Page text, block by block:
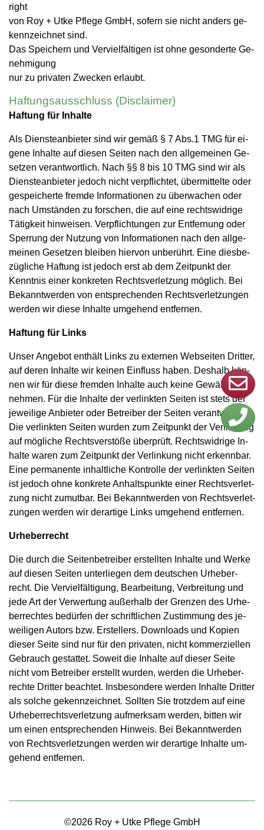
right
von Roy + Utke Pfle­ge GmbH, so­fern sie nicht an­ders ge­
kenn­zeich­net sind.
Das Spei­chern und Ver­viel­fäl­ti­gen ist ohne ge­son­der­te Ge­
neh­mi­gung
nur zu pri­va­ten Zwe­cken er­laubt.
Haftungsausschluss (Disclaimer)
Haf­tung für In­hal­te
Als Diens­te­an­bie­ter sind wir gemäß § 7 Abs.1 TMG für ei­
ge­ne In­hal­te auf die­sen Sei­ten nach den all­ge­mei­nen Ge­
set­zen ver­ant­wort­lich. Nach §§ 8 bis 10 TMG sind wir als
Diens­te­an­bie­ter je­doch nicht ver­pflich­tet, über­mit­tel­te oder
ge­spei­cher­te frem­de In­for­ma­tio­nen zu über­wa­chen oder
nach Um­stän­den zu for­schen, die auf eine rechts­wid­ri­ge
Tä­tig­keit hin­wei­sen. Ver­pflich­tun­gen zur Ent­fer­nung oder
Sper­rung der Nut­zung von In­for­ma­tio­nen nach den all­ge­
mei­nen Ge­set­zen blei­ben hier­von un­be­rührt. Eine dies­be­
züg­li­che Haf­tung ist je­doch erst ab dem Zeit­punkt der
Kennt­nis einer kon­kre­ten Rechts­ver­let­zung mög­lich. Bei
Be­kannt­wer­den von ent­spre­chen­den Rechts­ver­let­zun­gen
wer­den wir diese In­hal­te um­ge­hend ent­fer­nen.
Haf­tung für Links
Unser An­ge­bot ent­hält Links zu ex­ter­nen Web­sei­ten Drit­ter,
auf deren In­hal­te wir kei­nen Ein­fluss haben. Des­halb kön­
nen wir für diese frem­den In­hal­te auch keine Ge­währ über­
neh­men. Für die In­hal­te der ver­link­ten Sei­ten ist stets der
je­wei­li­ge An­bie­ter oder Be­trei­ber der Sei­ten ver­ant­wort­lich.
Die ver­link­ten Sei­ten wur­den zum Zeit­punkt der Ver­lin­kung
auf mög­li­che Rechts­ver­stö­ße über­prüft. Rechts­wid­ri­ge In­
hal­te waren zum Zeit­punkt der Ver­lin­kung nicht er­kenn­bar.
Eine per­ma­nen­te in­halt­li­che Kon­trol­le der ver­link­ten Sei­ten
ist je­doch ohne kon­kre­te An­halts­punk­te einer Rechts­ver­let­
zung nicht zu­mut­bar. Bei Be­kannt­wer­den von Rechts­ver­let­
zun­gen wer­den wir der­ar­ti­ge Links um­ge­hend ent­fer­nen.
Ur­he­ber­recht
Die durch die Sei­ten­be­trei­ber er­stell­ten In­hal­te und Werke
auf die­sen Sei­ten un­ter­lie­gen dem deut­schen Ur­he­ber­
recht. Die Ver­viel­fäl­ti­gung, Be­ar­bei­tung, Ver­brei­tung und
jede Art der Ver­wer­tung au­ßer­halb der Gren­zen des Ur­he­
ber­rech­tes be­dür­fen der schrift­li­chen Zu­stim­mung des je­
wei­li­gen Au­tors bzw. Er­stel­lers. Down­loads und Ko­pi­en
die­ser Seite sind nur für den pri­va­ten, nicht kom­mer­zi­el­len
Ge­brauch ge­stat­tet. So­weit die In­hal­te auf die­ser Seite
nicht vom Be­trei­ber er­stellt wur­den, wer­den die Ur­he­ber­
rech­te Drit­ter be­ach­tet. Ins­be­son­de­re wer­den In­hal­te Drit­ter
als sol­che ge­kenn­zeich­net. Soll­ten Sie trotz­dem auf eine
Ur­he­ber­rechts­ver­let­zung auf­merk­sam wer­den, bit­ten wir
um einen ent­spre­chen­den Hin­weis. Bei Be­kannt­wer­den
von Rechts­ver­let­zun­gen wer­den wir der­ar­ti­ge In­hal­te um­
ge­hend ent­fer­nen.
©2026 Roy + Utke Pflege GmbH